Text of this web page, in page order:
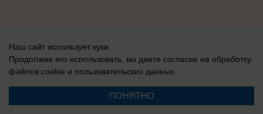
Наш сайт использует куки.
Продолжая его использовать, вы даете согласие на обработку
файлов cookie и пользовательских данных.
ПОНЯТНО